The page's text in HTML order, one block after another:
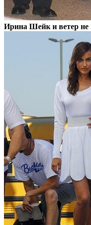
Ирина Шейк и ветер не